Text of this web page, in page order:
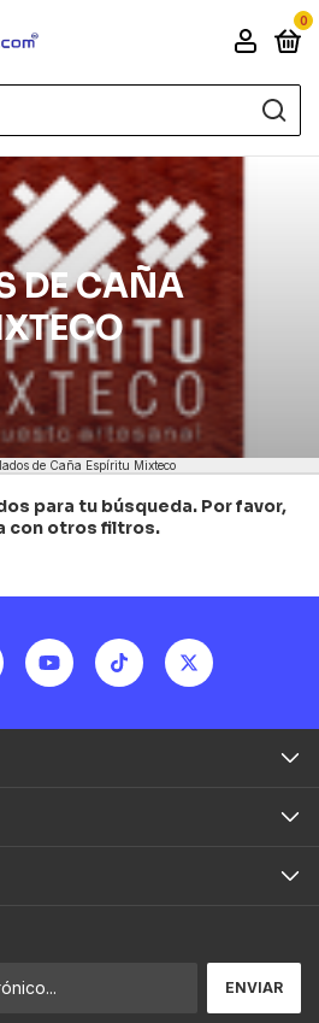
0
DE CAÑA
de Caña Espíritu Mixteco
para tu búsqueda. Por favor,
con otros filtros.